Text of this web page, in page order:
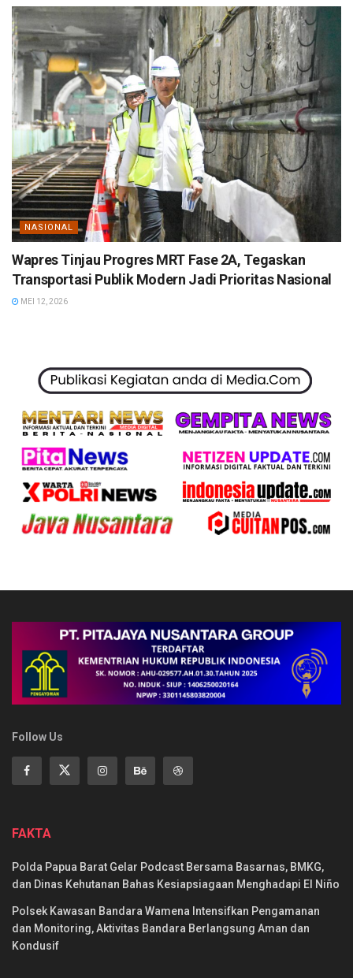
NASIONAL
Wapres Tinjau Progres MRT Fase 2A, Tegaskan
Transportasi Publik Modern Jadi Prioritas Nasional
MEI 12, 2026
Follow Us
FAKTA
Polda Papua Barat Gelar Podcast Bersama Basarnas, BMKG,
dan Dinas Kehutanan Bahas Kesiapsiagaan Menghadapi El Niño
Polsek Kawasan Bandara Wamena Intensifkan Pengamanan
dan Monitoring, Aktivitas Bandara Berlangsung Aman dan
Kondusif